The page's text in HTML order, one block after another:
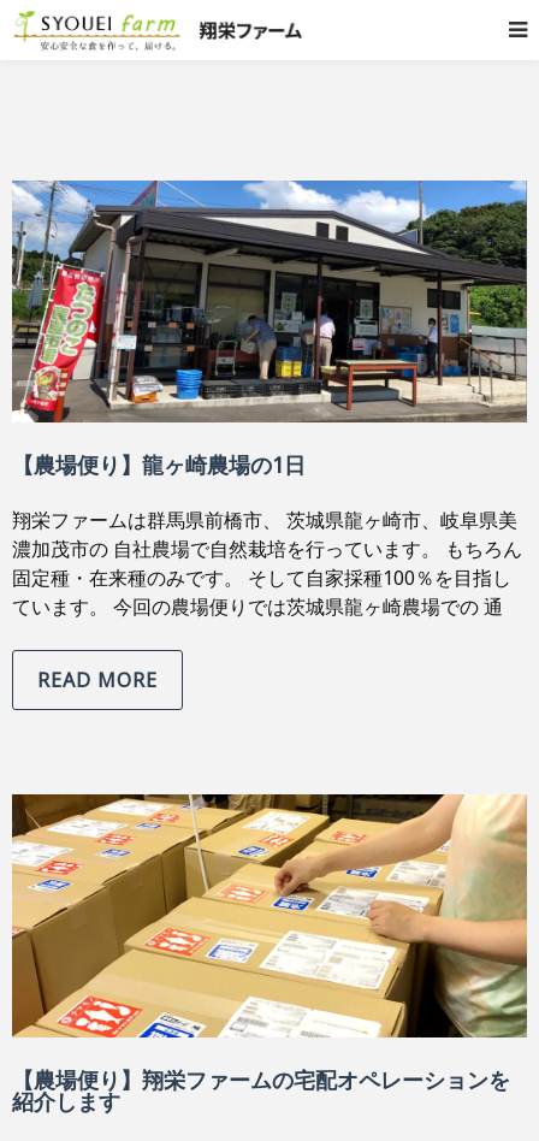
【農場便り】龍ヶ崎農場の1日
翔栄ファームは群馬県前橋市、 茨城県龍ヶ崎市、岐阜県美
濃加茂市の 自社農場で自然栽培を行っています。 もちろん
固定種・在来種のみです。 そして自家採種100％を目指し
ています。 今回の農場便りでは茨城県龍ヶ崎農場での 通
READ MORE
【農場便り】翔栄ファームの宅配オペレーションを
紹介します